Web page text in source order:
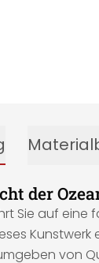
der
Sie auf eine
von